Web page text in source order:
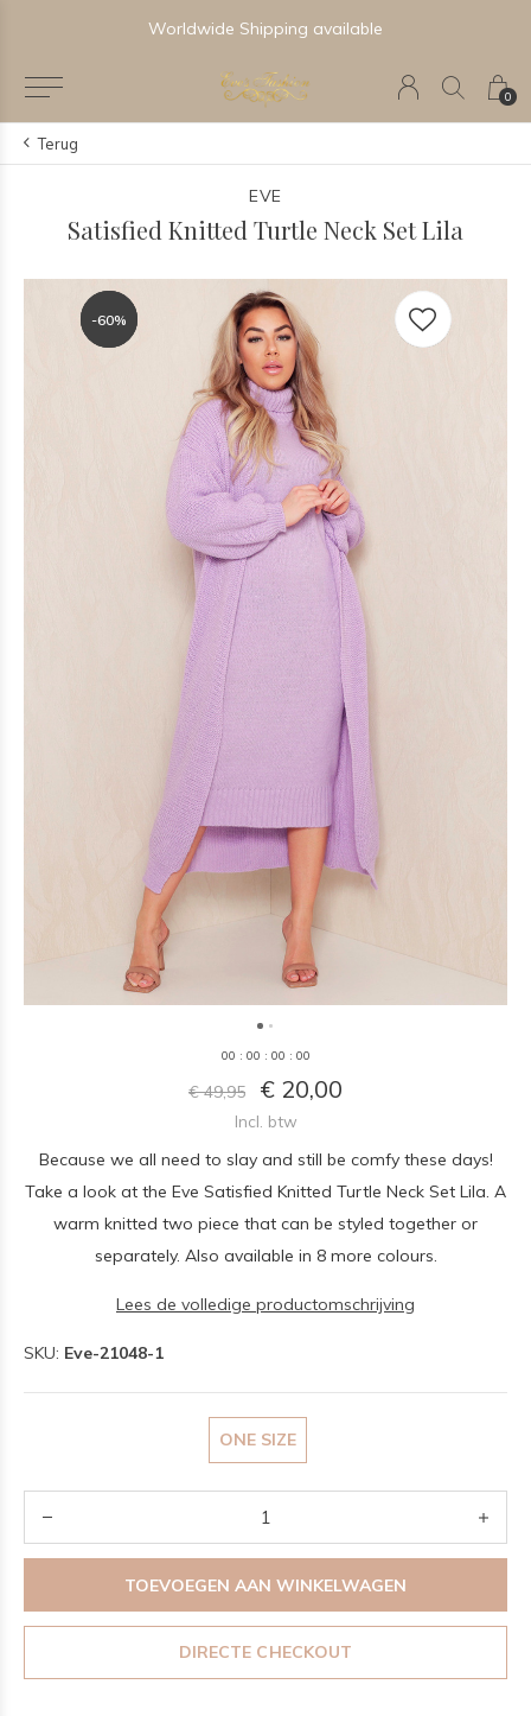
0
Worldwide Shipping available
Terug
EVE
Satisfied Knitted Turtle Neck Set Lila
-60%
-60%
-60%
00 : 00 : 00 : 00
€ 49,95 € 20,00
Incl. btw
Because we all need to slay and still be comfy these days!
Take a look at the Eve Satisfied Knitted Turtle Neck Set Lila. A
warm knitted two piece that can be styled together or
separately. Also available in 8 more colours.
Lees de volledige productomschrijving
SKU: Eve-21048-1
ONE SIZE
TOEVOEGEN AAN WINKELWAGEN
DIRECTE CHECKOUT